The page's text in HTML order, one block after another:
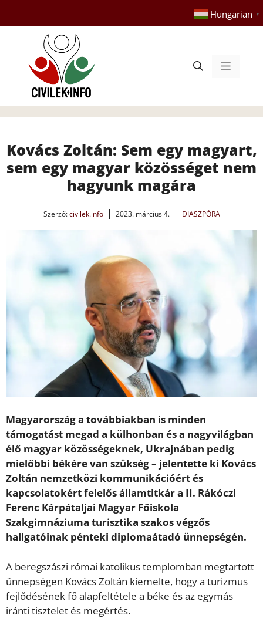
tartalomba
Hungarian ▼
Menü
Kovács Zoltán: Sem egy magyart,
sem egy magyar közösséget nem
hagyunk magára
Szerző:civilek.info 2023. március 4. DIASZPÓRA
Magyarország a továbbiakban is minden
támogatást megad a külhonban és a nagyvilágban
élő magyar közösségeknek, Ukrajnában pedig
mielőbbi békére van szükség – jelentette ki Kovács
Zoltán nemzetközi kommunikációért és
kapcsolatokért felelős államtitkár a II. Rákóczi
Ferenc Kárpátaljai Magyar Főiskola
Szakgimnáziuma turisztika szakos végzős
hallgatóinak pénteki diplomaátadó ünnepségén.
A beregszászi római katolikus templomban megtartott
ünnepségen Kovács Zoltán kiemelte, hogy a turizmus
fejlődésének fő alapfeltétele a béke és az egymás
iránti tisztelet és megértés.